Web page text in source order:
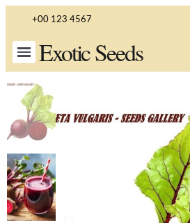
+00 123 4567
Exotic Seeds